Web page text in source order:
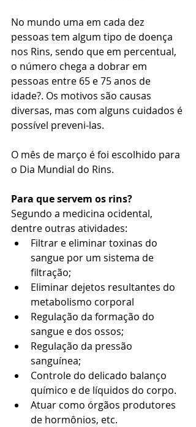
No mundo uma em cada dez
pessoas tem algum tipo de doença
nos Rins, sendo que em percentual,
o número chega a dobrar em
pessoas entre 65 e 75 anos de
idade?. Os motivos são causas
diversas, mas com alguns cuidados é
possível preveni-las.
O mês de março é foi escolhido para
o Dia Mundial do Rins.
Para que servem os rins?
Segundo a medicina ocidental,
dentre outras atividades:
Filtrar e eliminar toxinas do
sangue por um sistema de
filtração;
Eliminar dejetos resultantes do
metabolismo corporal
Regulação da formação do
sangue e dos ossos;
Regulação da pressão
sanguínea;
Controle do delicado balanço
químico e de líquidos do corpo.
Atuar como órgãos produtores
de hormônios, etc.